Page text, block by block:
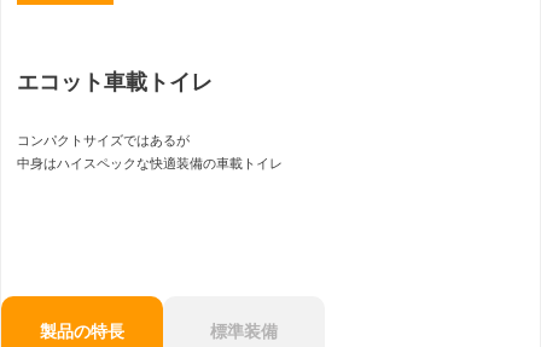
エコット車載トイレ
コンパクトサイズではあるが
中身はハイスペックな快適装備の車載トイレ
製品の特長 標準装備